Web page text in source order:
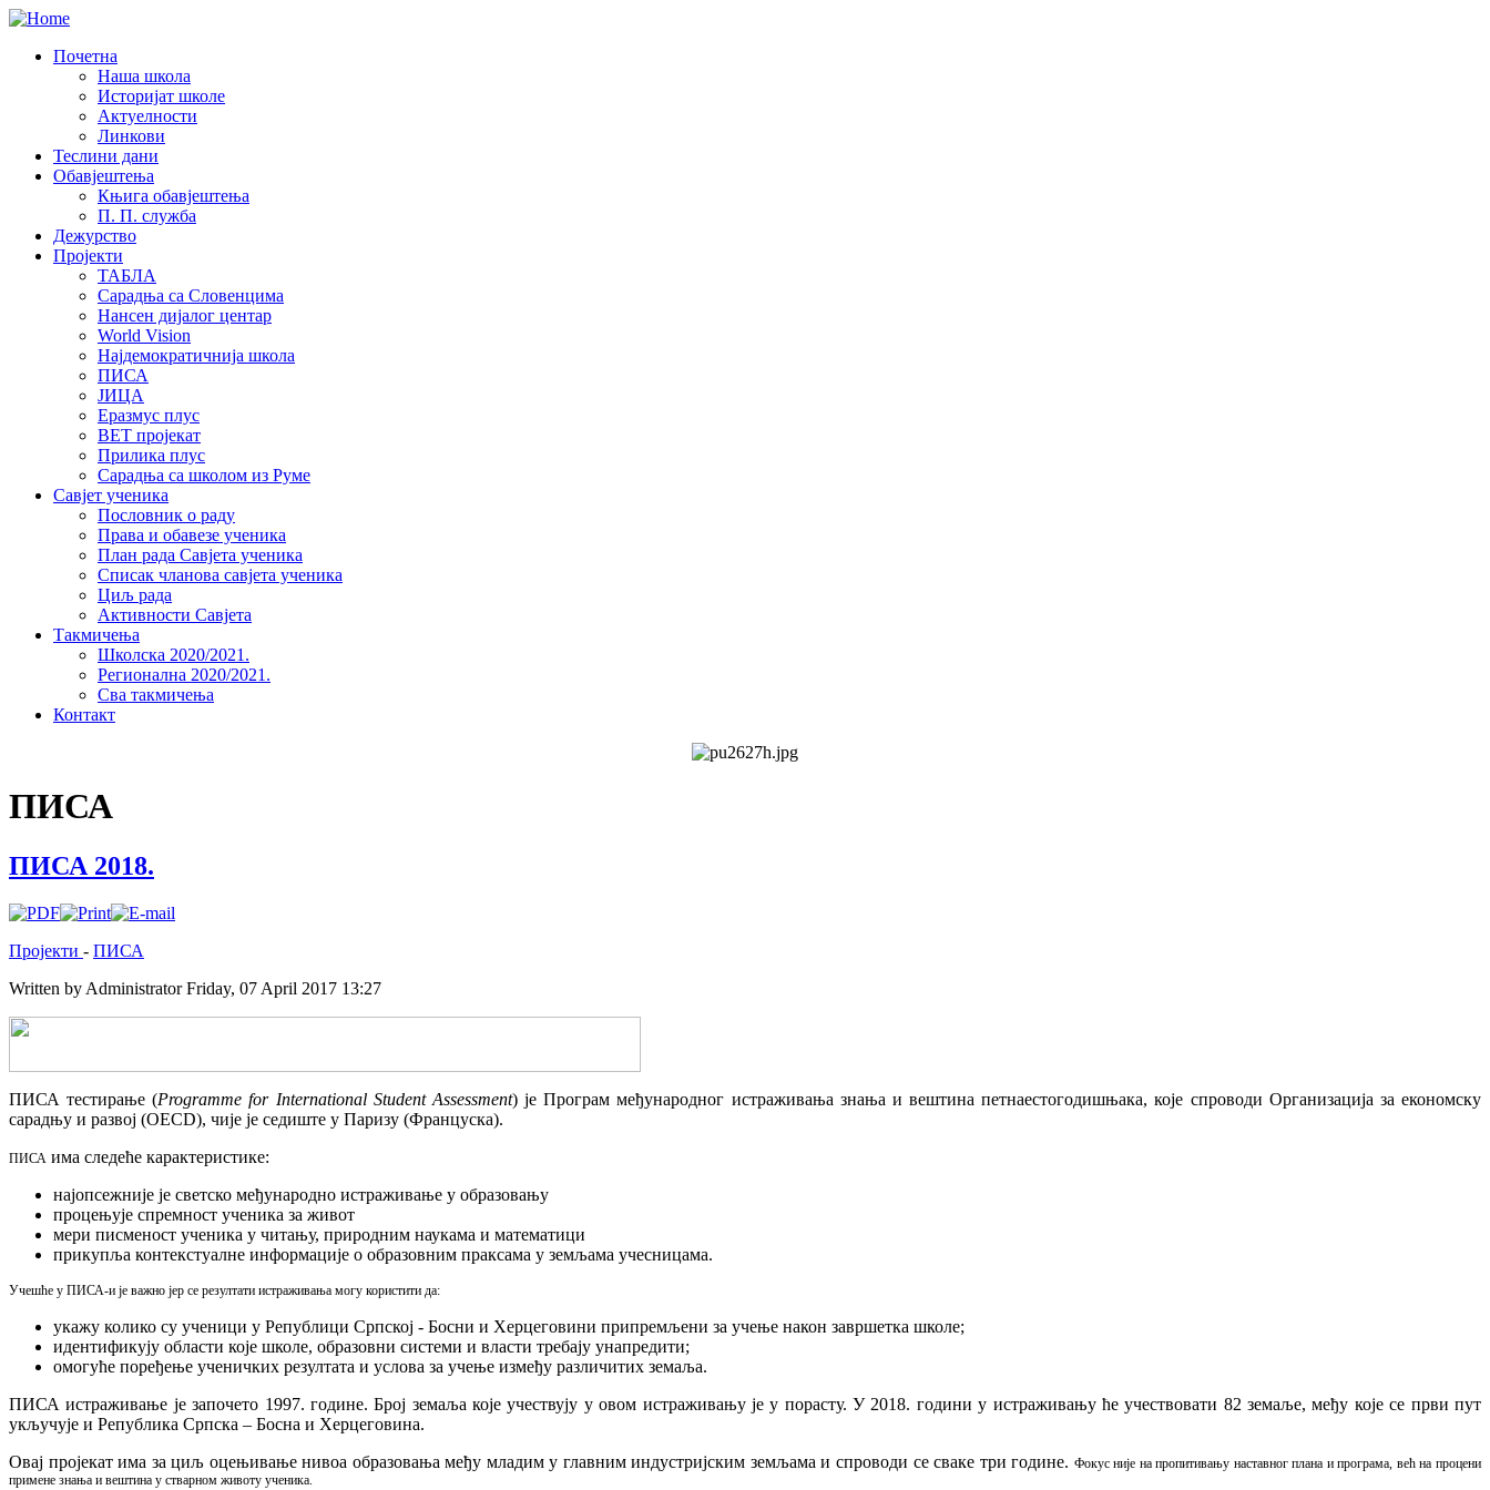
Почетна
Наша школа
Историјат школе
Актуелности
Линкови
Теслини дани
Обавјештења
Књига обавјештења
П. П. служба
Дежурство
Пројекти
ТАБЛА
Сарадња са Словенцима
Нансен дијалог центар
World Vision
Најдемократичнија школа
ПИСА
ЈИЦА
Еразмус плус
ВЕТ пројекат
Прилика плус
Сарадња са школом из Руме
Савјет ученика
Пословник о раду
Права и обавезе ученика
План рада Савјета ученика
Списак чланова савјета ученика
Циљ рада
Активности Савјета
Такмичења
Школска 2020/2021.
Регионална 2020/2021.
Сва такмичења
Контакт
ПИСА
ПИСА 2018.
Пројекти - ПИСА
Written by AdministratorFriday, 07 April 2017 13:27
ПИСА тестирање (Programme for International Student Assessment) је Програм међународног истраживања знања и вештина петнаестогодишњака, које спроводи Организација за економску
сарадњу и развој (OECD), чије је седиште у Паризу (Француска).
ПИСА има следеће карактеристике:
најопсежније је светско међународно истраживање у образовању
процењује спремност ученика за живот
мери писменост ученика у читању, природним наукама и математици
прикупља контекстуалне информације о образовним праксама у земљама учесницама.
Учешће у ПИСА-и је важно јер се резултати истраживања могу користити да:
укажу колико су ученици у Републици Српској - Босни и Херцеговини припремљени за учење након завршетка школе;
идентификују области које школе, образовни системи и власти требају унапредити;
омогуће поређење ученичких резултата и услова за учење између различитих земаља.
ПИСА истраживање је започето 1997. године. Број земаља које учествују у овом истраживању је у порасту. У 2018. години у истраживању ће учествовати 82 земаље, међу које се први пут
укључује и Република Српска – Босна и Херцеговина.
Овај пројекат има за циљ оцењивање нивоа образовања међу младим у главним индустријским земљама и спроводи се сваке три године. Фокус није на пропитивању наставног плана и програма, већ на процени
примене знања и вештина у стварном животу ученика.